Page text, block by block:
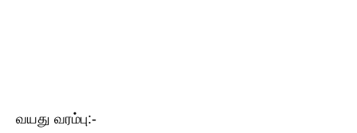
வயது வரம்பு:-